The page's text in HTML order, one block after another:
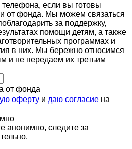
если вы готовы
от фонда. Мы можем связаться
за поддержку,
помощи детям, а также
программах и
в них. Мы бережно относимся
и не передаем их третьим
от фонда
оферту и даю согласие на
анонимно, следите за